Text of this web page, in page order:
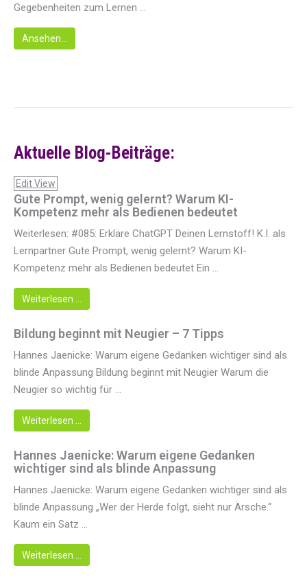
Gegebenheiten zum Lernen ...
Ansehen...
Aktuelle Blog-Beiträge:
Edit View
Gute Prompt, wenig gelernt? Warum KI-
Kompetenz mehr als Bedienen bedeutet
Weiterlesen: #085: Erkläre ChatGPT Deinen Lernstoff! K.I. als
Lernpartner Gute Prompt, wenig gelernt? Warum KI-
Kompetenz mehr als Bedienen bedeutet Ein ...
Weiterlesen …
Bildung beginnt mit Neugier – 7 Tipps
Hannes Jaenicke: Warum eigene Gedanken wichtiger sind als
blinde Anpassung Bildung beginnt mit Neugier Warum die
Neugier so wichtig für ...
Weiterlesen …
Hannes Jaenicke: Warum eigene Gedanken
wichtiger sind als blinde Anpassung
Hannes Jaenicke: Warum eigene Gedanken wichtiger sind als
blinde Anpassung „Wer der Herde folgt, sieht nur Ärsche.“
Kaum ein Satz ...
Weiterlesen …